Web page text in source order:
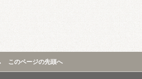
このページの先頭へ